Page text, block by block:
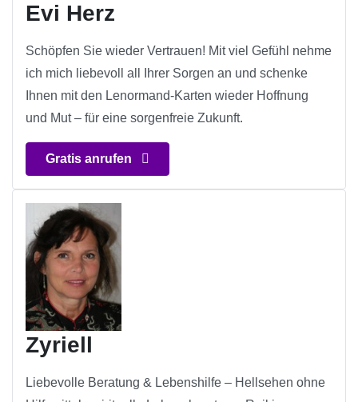
Evi Herz
Schöpfen Sie wieder Vertrauen! Mit viel Gefühl nehme
ich mich liebevoll all Ihrer Sorgen an und schenke
Ihnen mit den Lenormand-Karten wieder Hoffnung
und Mut – für eine sorgenfreie Zukunft.
Gratis anrufen
Zyriell
Liebevolle Beratung & Lebenshilfe – Hellsehen ohne